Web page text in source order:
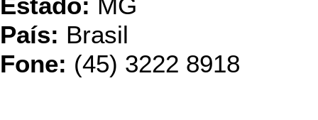
Estado: MG
País: Brasil
Fone: (45) 3222 8918